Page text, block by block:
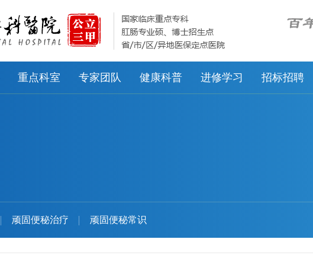
重点科室 专家团队 健康科普 进修学习 招标招聘
顽固便秘治疗 顽固便秘常识